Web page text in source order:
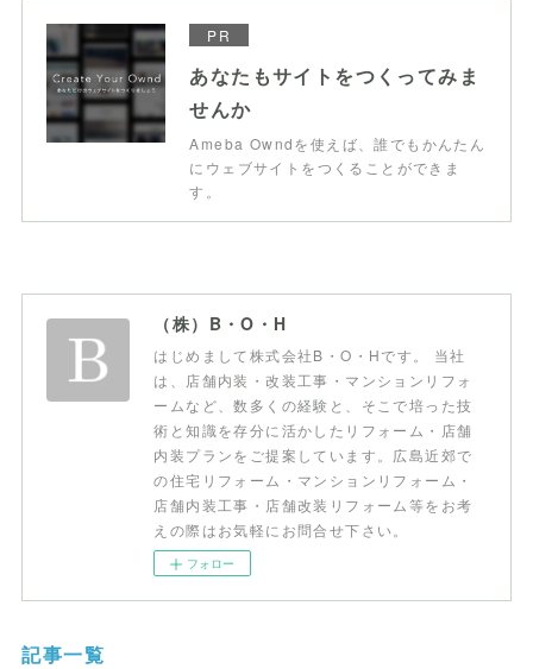
PR
あなたもサイトをつくってみま
せんか
Ameba Owndを使えば、誰でもかんたん
にウェブサイトをつくることができま
す。
（株）B・O・H
はじめまして株式会社B・O・Hです。 当社
は、店舗内装・改装工事・マンションリフォ
ームなど、数多くの経験と、そこで培った技
術と知識を存分に活かしたリフォーム・店舗
内装プランをご提案しています。広島近郊で
の住宅リフォーム・マンションリフォーム・
店舗内装工事・店舗改装リフォーム等をお考
えの際はお気軽にお問合せ下さい。
フォロー
記事一覧